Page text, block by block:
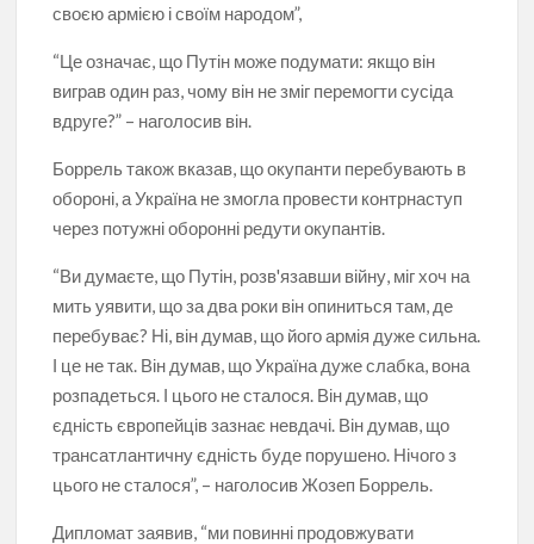
своєю армією і своїм народом”,
“Це означає, що Путін може подумати: якщо він
виграв один раз, чому він не зміг перемогти сусіда
вдруге?” – наголосив він.
Боррель також вказав, що окупанти перебувають в
обороні, а Україна не змогла провести контрнаступ
через потужні оборонні редути окупантів.
“Ви думаєте, що Путін, розв'язавши війну, міг хоч на
мить уявити, що за два роки він опиниться там, де
перебуває? Ні, він думав, що його армія дуже сильна.
І це не так. Він думав, що Україна дуже слабка, вона
розпадеться. І цього не сталося. Він думав, що
єдність європейців зазнає невдачі. Він думав, що
трансатлантичну єдність буде порушено. Нічого з
цього не сталося”, – наголосив Жозеп Боррель.
Дипломат заявив, “ми повинні продовжувати